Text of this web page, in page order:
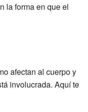
la forma en que el
afectan al cuerpo y
involucrada. Aquí te